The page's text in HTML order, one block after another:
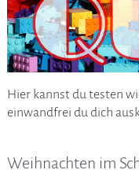
Hier kannst du testen
einwandfrei du dich
Weihnachten im